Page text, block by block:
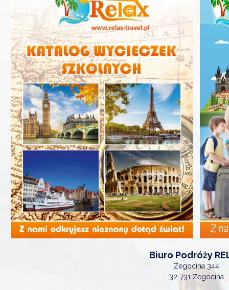
Biuro Podróży
Żegocina 344
32-731 Żegocina